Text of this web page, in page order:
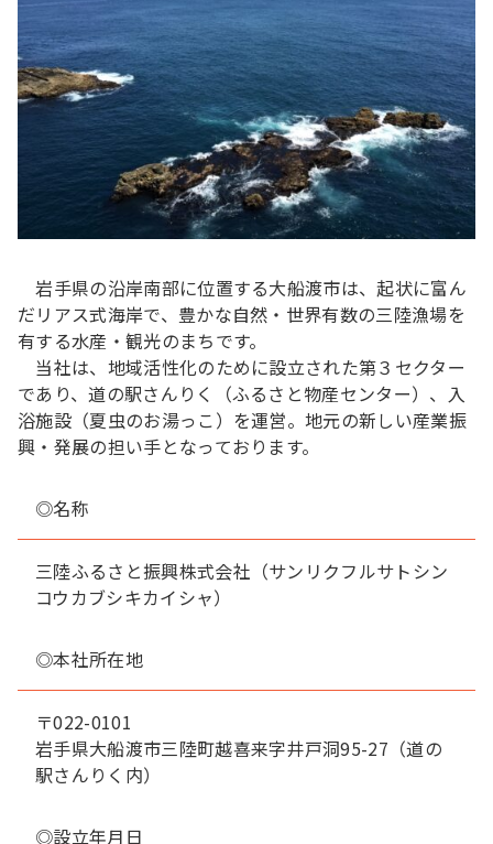
岩手県の沿岸南部に位置する大船渡市は、起状に富ん
だリアス式海岸で、豊かな自然・世界有数の三陸漁場を
有する水産・観光のまちです。
当社は、地域活性化のために設立された第３セクター
であり、道の駅さんりく（ふるさと物産センター）、入
浴施設（夏虫のお湯っこ）を運営。地元の新しい産業振
興・発展の担い手となっております。
◎名称
三陸ふるさと振興株式会社（サンリクフルサトシン
コウカブシキカイシャ）
◎本社所在地
〒022-0101
岩手県大船渡市三陸町越喜来字井戸洞95-27（道の
駅さんりく内）
◎設立年月日